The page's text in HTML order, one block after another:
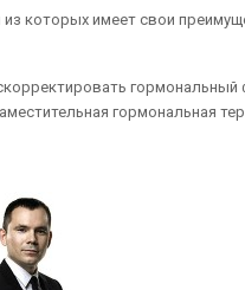
которых имеет свои
гормональный
гормональная